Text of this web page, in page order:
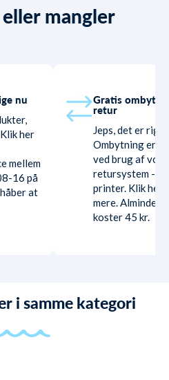
mangler
nu
her
mellem
16 på
at
Gratis
retur
Jeps, det er
Ombytning er
ved brug af
retursystem -
printer. Klik her
mere.
koster 45 kr.
i samme kategori